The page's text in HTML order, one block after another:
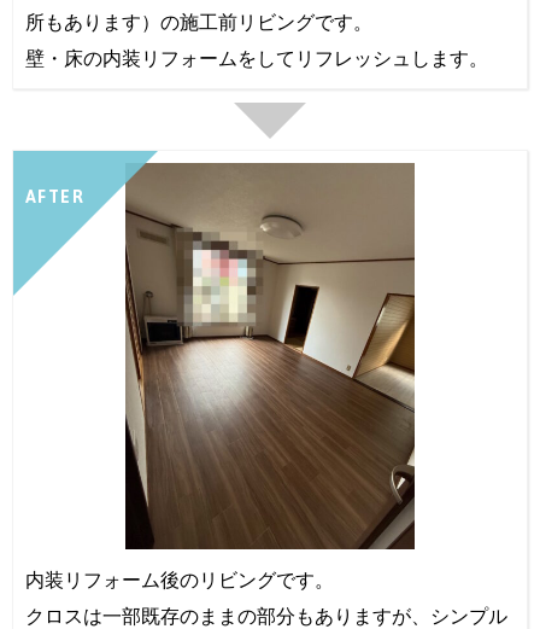
所もあります）の施工前リビングです。
壁・床の内装リフォームをしてリフレッシュします。
AFTER
内装リフォーム後のリビングです。
クロスは一部既存のままの部分もありますが、シンプル